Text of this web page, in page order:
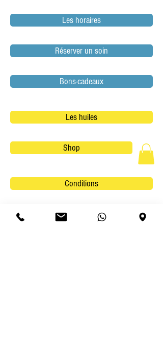
Les horaires
Réserver un soin
Bons-cadeaux
Les huiles
Shop
Conditions